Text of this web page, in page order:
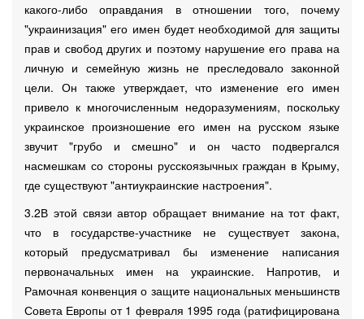
какого-либо оправдания в отношении того, почему
"украинизация" его имен будет необходимой для защиты
прав и свобод других и поэтому нарушение его права на
личную и семейную жизнь не преследовало законной
цели. Он также утверждает, что изменение его имен
привело к многочисленным недоразумениям, поскольку
украинское произношение его имен на русском языке
звучит "грубо и смешно" и он часто подвергался
насмешкам со стороны русскоязычных граждан в Крыму,
где существуют "антиукраинские настроения".
3.2В этой связи автор обращает внимание на тот факт,
что в государстве-участнике не существует закона,
который предусматривал бы изменение написания
первоначальных имен на украинские. Напротив, и
Рамочная конвенция о защите национальных меньшинств
Совета Европы от 1 февраля 1995 года (ратифицирована